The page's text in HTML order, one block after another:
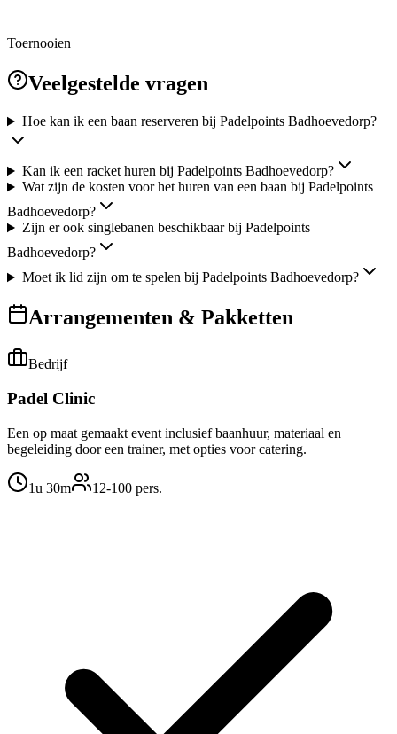
Toernooien
Veelgestelde vragen
Hoe kan ik een baan reserveren bij Padelpoints Badhoevedorp?
Kan ik een racket huren bij Padelpoints Badhoevedorp?
Wat zijn de kosten voor het huren van een baan bij Padelpoints
Badhoevedorp?
Zijn er ook singlebanen beschikbaar bij Padelpoints
Badhoevedorp?
Moet ik lid zijn om te spelen bij Padelpoints Badhoevedorp?
Arrangementen & Pakketten
Bedrijf
Padel Clinic
Een op maat gemaakt event inclusief baanhuur, materiaal en
begeleiding door een trainer, met opties voor catering.
1u 30m 12-100 pers.